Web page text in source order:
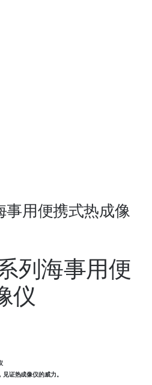
事用便携式热成像
列海事用便
仪
证热成像仪的威力。